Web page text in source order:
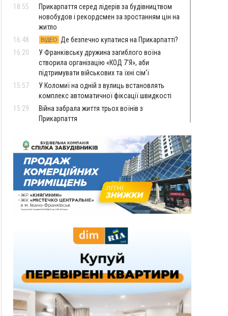
18:55
Прикарпаття серед лідерів за будівництвом
новобудов і рекордсмен за зростанням цін на
житло
16:48
ВІДЕО
Де безпечно купатися на Прикарпатті?
16:20
У Франківську дружина загиблого воїна
створила організацію «КОД 7'Я», аби
підтримувати військових та їхні сім'ї
15:57
У Коломиї на одній з вулиць встановлять
комплекс автоматичної фіксації швидкості
15:29
Війна забрала життя трьох воїнів з
Прикарпаття
незаконного виключення
військовозобов’язаних з обліку
14:31
«Багато питань буде знято». На громадських
слуханнях в Яремче обговорили, як вирішити
питання джипінгу в Карпатах
13:54
5 «тихих» хвороб, які виявляє профілактичне
обстеження
приготування до нового руху
У Франківську зафіксували найбільшу спеку за
всю історію спостережень
Лікування наркоманії Київ: чому важливо
розпочати терапію якомога раніше
12:00
Франківця, який у Косові викрав за магазину
понад 640 тисяч гривень у валюті, засудили до
5 років